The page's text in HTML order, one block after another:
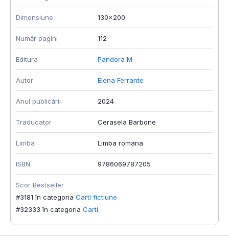
Dimensiune 130x200
Număr pagini 112
Editura Pandora M
Autor Elena Ferrante
Anul publicării 2024
Traducator Cerasela Barbone
Limba Limba romana
ISBN 9786069787205
Scor Bestseller
#3181 în categoria Carti fictiune
#32333 în categoria Carti